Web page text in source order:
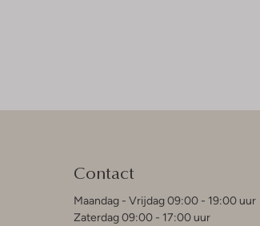
Contact
Maandag - Vrijdag 09:00 - 19:00 uur
Zaterdag 09:00 - 17:00 uur